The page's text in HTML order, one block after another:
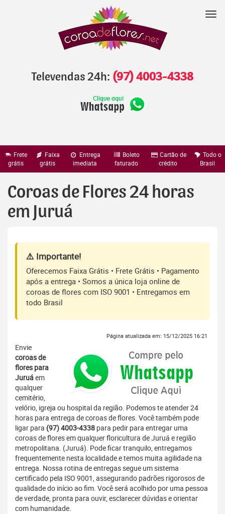
Televendas 24h: (97) 4003-4338
Frete
grátis
Faixa
grátis
Entrega
imediata
Boleto
faturado
Cartão de
crédito
Todo o
Brasil
Coroas de Flores 24 horas
em Juruá
⚠️ Importante!
Oferecemos Faixa Grátis • Frete Grátis • Pagamento
após a entrega • Somos a única loja online de
coroas de flores com ISO 9001 • Entregamos em
todo Brasil
Página atualizada em: 15/12/2025 16:21
Envie
coroas de
flores para
Juruáem
qualquer
cemitério,
velório, igreja ou hospital da região. Podemos te atender 24
horas para entrega de coroas de flores. Você também pode
ligar para (97) 4003-4338 para pedir para entregar uma
coroas de flores em qualquer floricultura de Juruá e região
metropolitana. (Juruá). Pode ficar tranquilo, entregamos
frequentemente nesta localidade e temos muita agilidade na
entrega. Nossa rotina de entregas segue um sistema
certificado pela ISO 9001, assegurando padrões rigorosos de
qualidade do início ao fim. Você será acolhido por uma pessoa
de verdade, pronta para ouvir, esclarecer dúvidas e orientar
com humanidade.